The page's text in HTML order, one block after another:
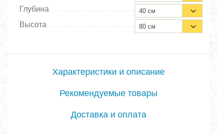
Глубина 40 см
Высота 80 см
Характеристики и описание
Рекомендуемые товары
Доставка и оплата